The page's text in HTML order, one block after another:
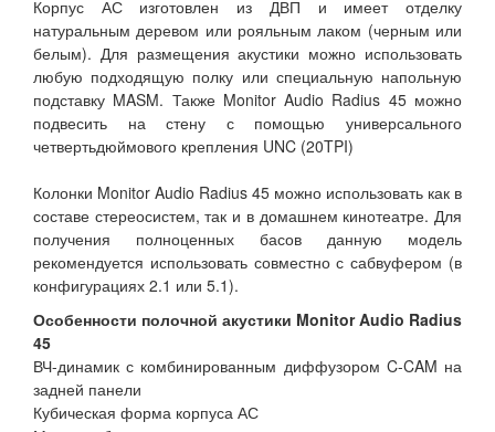
Корпус АС изготовлен из ДВП и имеет отделку
натуральным деревом или рояльным лаком (черным или
белым). Для размещения акустики можно использовать
любую подходящую полку или специальную напольную
подставку MASM. Также Monitor Audio Radius 45 можно
подвесить на стену с помощью универсального
четвертьдюймового крепления UNC (20TPI)
Колонки Monitor Audio Radius 45 можно использовать как в
составе стереосистем, так и в домашнем кинотеатре. Для
получения полноценных басов данную модель
рекомендуется использовать совместно с сабвуфером (в
конфигурациях 2.1 или 5.1).
Особенности полочной акустики Monitor Audio Radius
45
ВЧ-динамик с комбинированным диффузором C-CAM на
задней панели
Кубическая форма корпуса АС